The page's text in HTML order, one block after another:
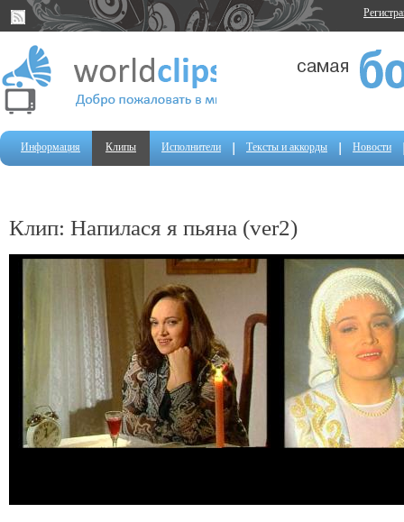
Информация Клипы Исполнители Тексты и аккорды Новости
Клип: Напилася я пьяна (ver2)